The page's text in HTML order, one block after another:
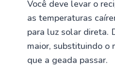
Você deve levar o
as temperaturas
para luz solar direta.
maior, substituindo o
que a geada passar.